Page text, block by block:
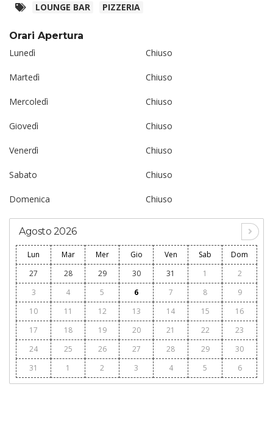
LOUNGE BAR
PIZZERIA
Orari Apertura
Lunedì
Chiuso
Martedì Chiuso
Mercoledì Chiuso
Giovedì Chiuso
Venerdì Chiuso
Sabato Chiuso
Domenica Chiuso
Agosto 2026
Lun Mar Mer Gio Ven Sab
Dom
27
28 29 30 31 1
2
3
4 5 6 7 8
9
10
11 12 13 14 15
16
17
18 19 20 21 22
23
24
25 26 27 28 29
30
31
1 2 3 4 5 6